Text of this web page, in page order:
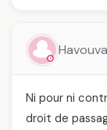
Havouva
Ni pour ni
droit de